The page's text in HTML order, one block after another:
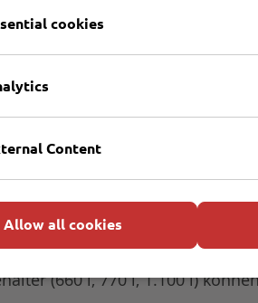
werden. Die Gebühr
Anschluss- und
nachgewiesen werden.
707600) anfordern. Im Falle
Liter des genutzten
und Grünschnitt auf
Papiergroßbehälter (4-
Die Papiertonnen (2-
(660 l, 770 l, 1.100 l)
cookies
Content
Allow all cookies